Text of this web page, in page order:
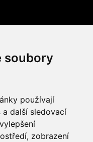
soubory
používají
další sledovací
zobrazení